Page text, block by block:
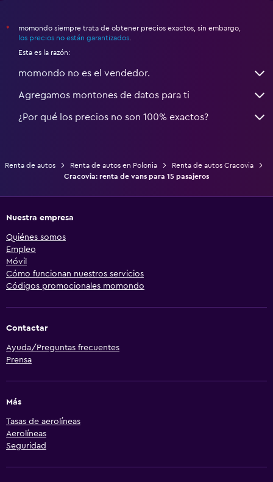
*
momondo siempre trata de obtener precios exactos, sin embargo,
los precios no están garantizados.
Esta es la razón:
momondo no es el vendedor.
Agregamos montones de datos para ti
¿Por qué los precios no son 100% exactos?
Renta de autos Renta de autos en Polonia
Renta de autos Cracovia
Cracovia: renta de vans para 15 pasajeros
Nuestra empresa
Quiénes somos
Empleo
Móvil
Cómo funcionan nuestros servicios
Códigos promocionales momondo
Contactar
Ayuda/Preguntas frecuentes
Prensa
Más
Tasas de aerolíneas
Aerolíneas
Seguridad